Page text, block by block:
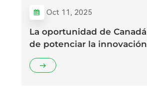
Oct 11, 2025
La oportunidad de Canadá
de potenciar la innovación